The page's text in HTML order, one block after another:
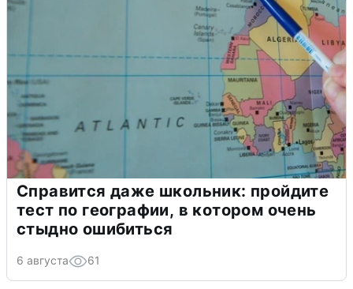
Справится даже школьник: пройдите
тест по географии, в котором очень
стыдно ошибиться
6 августа 61